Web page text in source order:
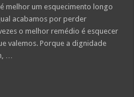
um
amor
melhor um esquecimento longo
acabamos por perder
o melhor remédio é esquecer
valemos. Porque a dignidade
…